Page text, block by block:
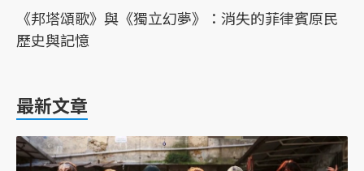
《邦塔頌歌》與《獨立幻夢》：消失的菲律賓原民
歷史與記憶
最新文章